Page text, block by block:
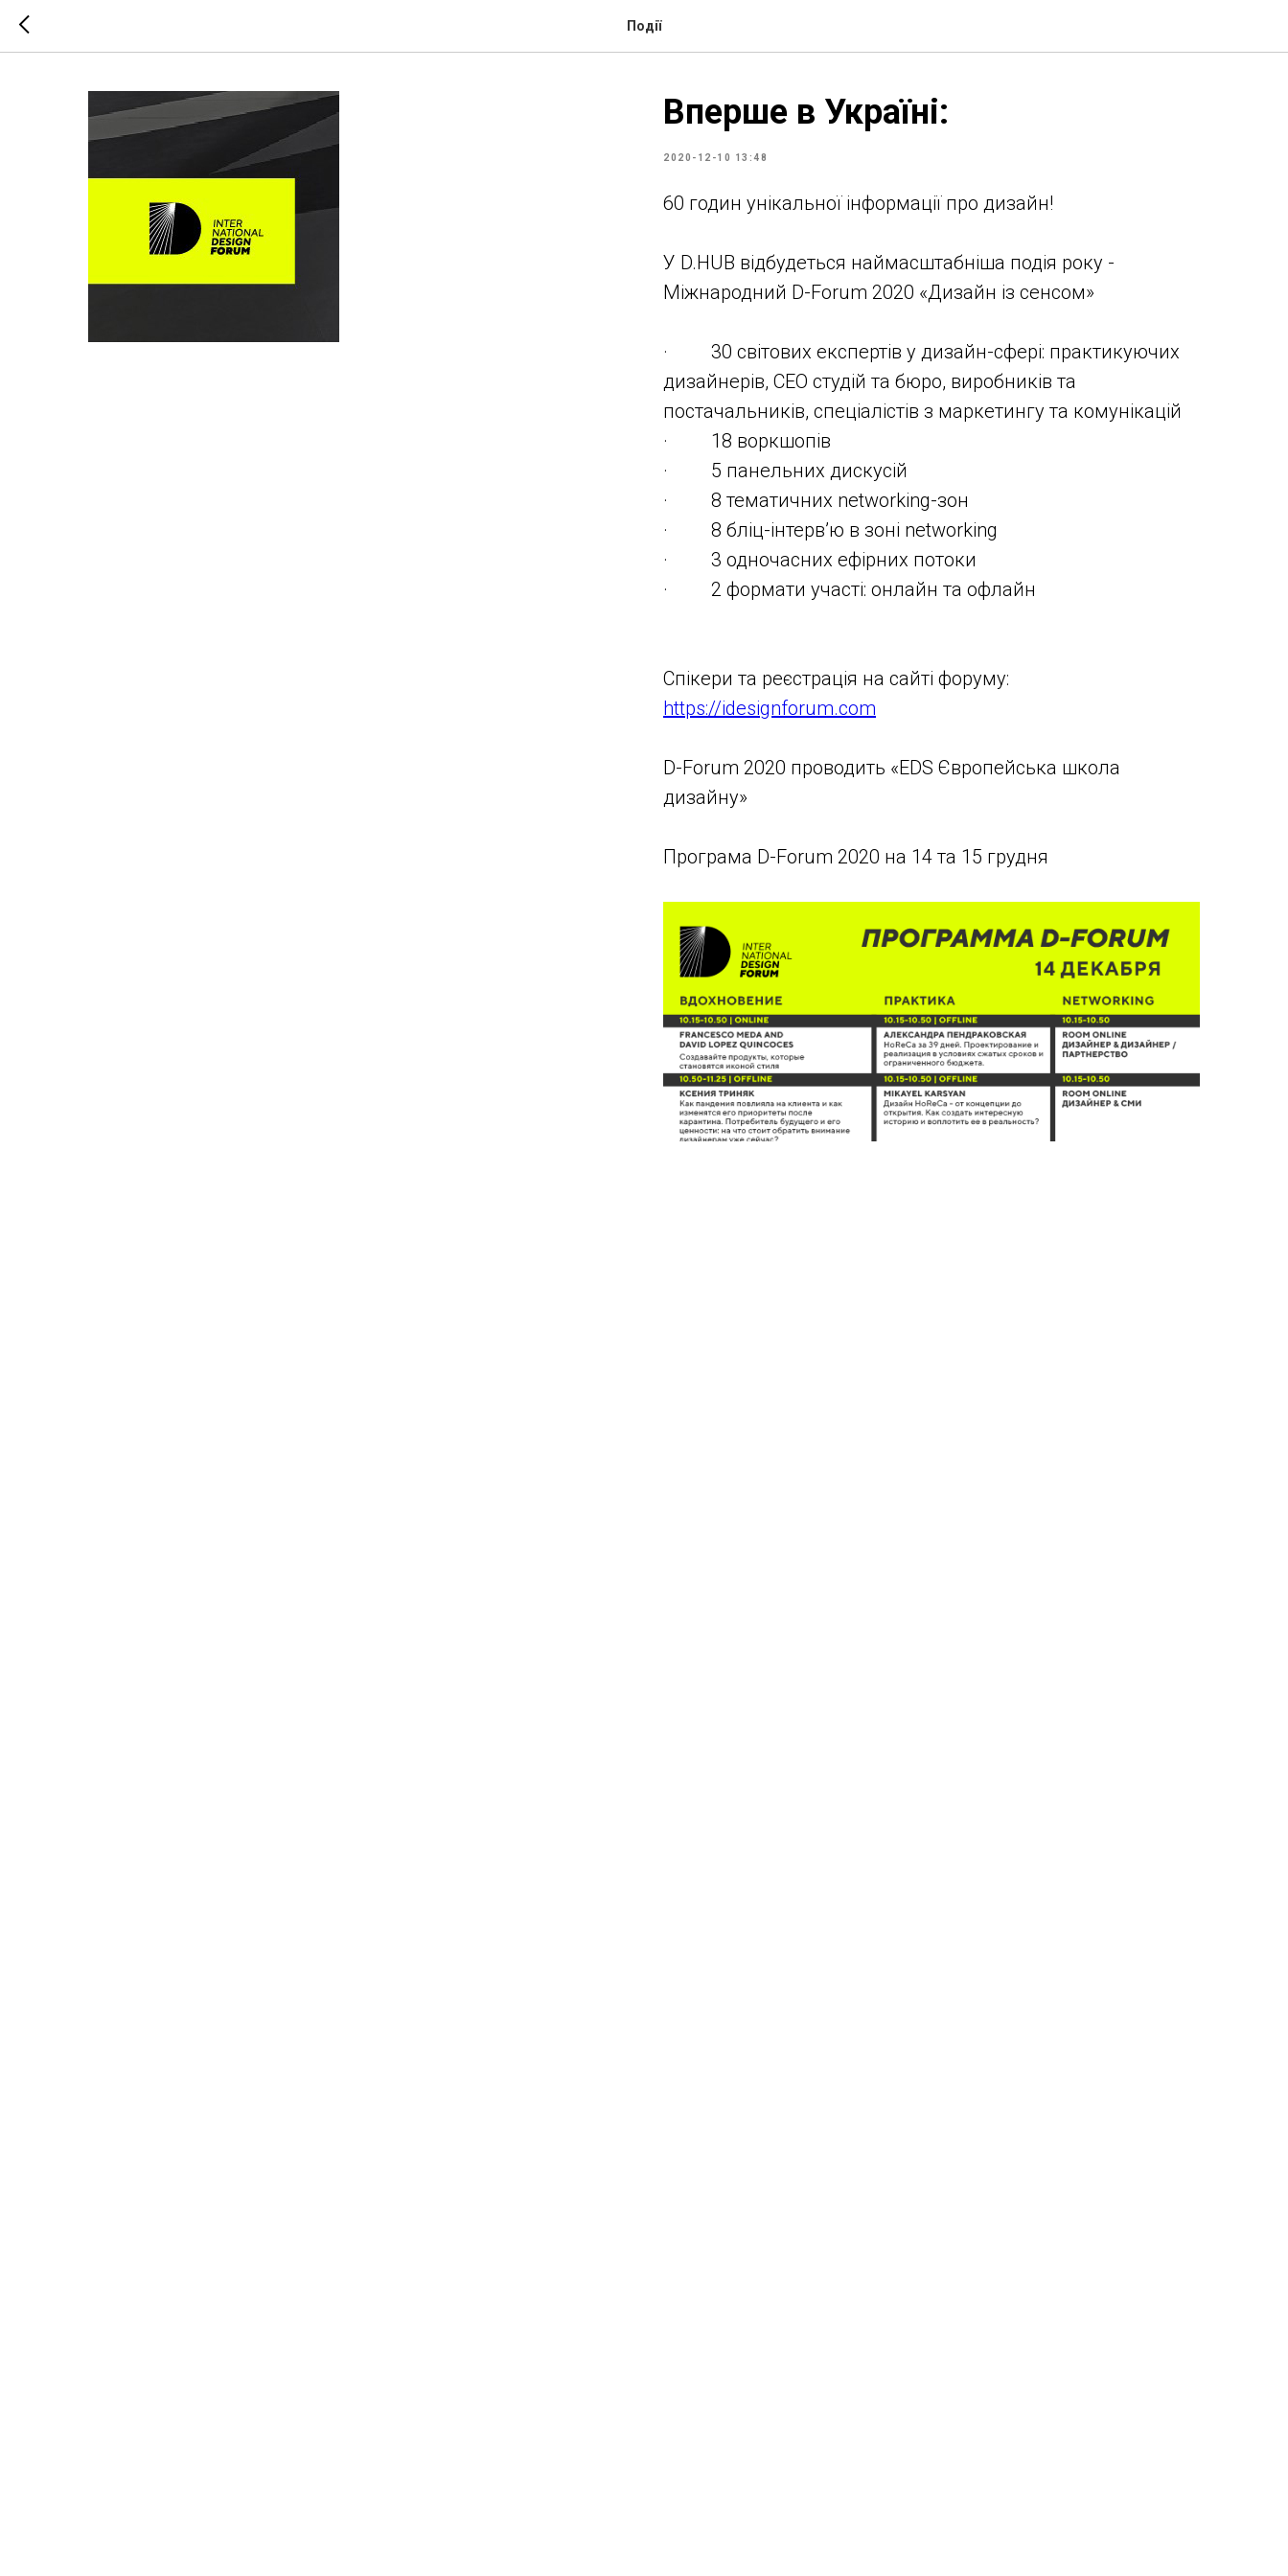
Події
Вперше в Україні:
2020-12-10 13:48
60 годин унікальної інформації про дизайн!
У D.HUB відбудеться наймасштабніша подія року -
Міжнародний D-Forum 2020 «Дизайн із сенсом»
· 30 світових експертів у дизайн-сфері: практикуючих
дизайнерів, СЕО студій та бюро, виробників та
постачальників, спеціалістів з маркетингу та комунікацій
· 18 воркшопів
· 5 панельних дискусій
· 8 тематичних networking-зон
· 8 бліц-інтерв’ю в зоні networking
· 3 одночасних ефірних потоки
· 2 формати участі: онлайн та офлайн
Спікери та реєстрація на сайті форуму:
https://idesignforum.com
D-Forum 2020 проводить «EDS Європейська школа
дизайну»
Програма D-Forum 2020 на 14 та 15 грудня